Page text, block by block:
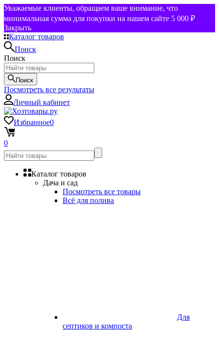
Уважаемые клиенты, обращаем ваше внимание, что
минимальная сумма для покупки на нашем сайте 5 000 ₽
Закрыть
Каталог товаров
Поиск
Поиск
Поиск
Посмотреть все результаты
Личный кабинет
Избранное0
0
Каталог товаров
Дача и сад
Посмотреть все товары
Всё для полива
Для
септиков и компоста